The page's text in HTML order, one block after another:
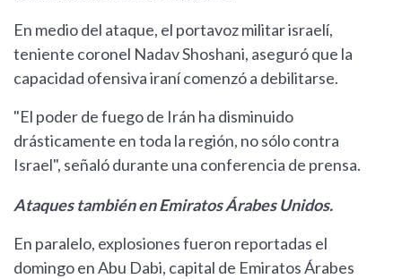
En medio del ataque, el portavoz militar israelí,
teniente coronel Nadav Shoshani, aseguró que la
capacidad ofensiva iraní comenzó a debilitarse.
"El poder de fuego de Irán ha disminuido
drásticamente en toda la región, no sólo contra
Israel", señaló durante una conferencia de prensa.
Ataques también en Emiratos Árabes Unidos.
En paralelo, explosiones fueron reportadas el
domingo en Abu Dabi, capital de Emiratos Árabes